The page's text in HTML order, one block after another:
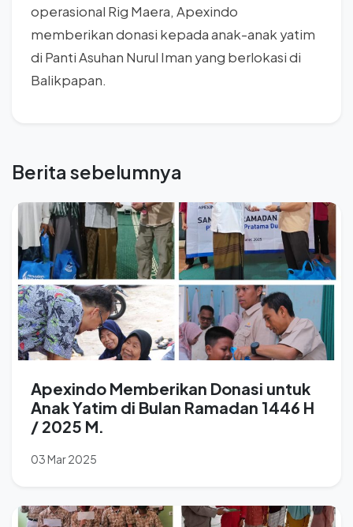
operasional Rig Maera, Apexindo
memberikan donasi kepada anak-anak yatim
di Panti Asuhan Nurul Iman yang berlokasi di
Balikpapan.
Berita sebelumnya
Apexindo Memberikan Donasi untuk
Anak Yatim di Bulan Ramadan 1446 H
/ 2025 M.
03 Mar 2025